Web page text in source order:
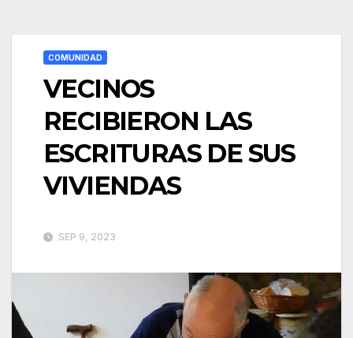
COMUNIDAD
VECINOS
RECIBIERON LAS
ESCRITURAS DE SUS
VIVIENDAS
SEP 9, 2023